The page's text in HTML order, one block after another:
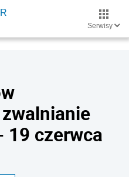
Serwisy
19 czerwca